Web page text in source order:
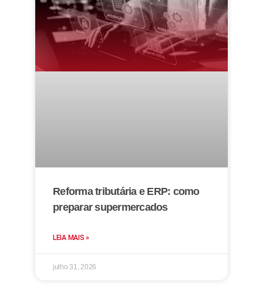
Reforma tributária e ERP: como
preparar supermercados
LEIA MAIS »
julho 31, 2026